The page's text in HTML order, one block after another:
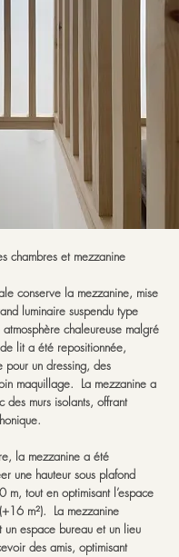
chambres et mezzanine
conserve la mezzanine, mise
luminaire suspendu type
chaleureuse malgré
lit a été repositionnée,
pour un dressing, des
maquillage. La mezzanine a
des murs isolants, offrant
la mezzanine a été
une hauteur sous plafond
tout en optimisant l’espace
m²). La mezzanine
un espace bureau et un lieu
des amis, optimisant